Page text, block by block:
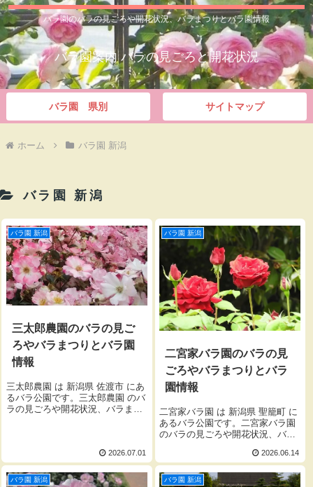
バラ園のバラの見ごろや開花状況、バラまつりとバラ園情報
バラ園案内 バラの見ごろと開花状況
バラ園 県別 サイトマップ
ホーム バラ園 新潟
バラ園 新潟
バラ園 新潟
三太郎農園のバラの見ご
ろやバラまつりとバラ園
情報
三太郎農園 は 新潟県 佐渡市 にあ
るバラ公園です。三太郎農園 のバ
ラの見ごろや開花状況、バラまつ
2026.07.01
バラ園 新潟
二宮家バラ園のバラの見
ごろやバラまつりとバラ
園情報
二宮家バラ園 は 新潟県 聖籠町 に
あるバラ公園です。二宮家バラ園
のバラの見ごろや開花状況、バラ
2026.06.14
バラ園 新潟 バラ園 新潟